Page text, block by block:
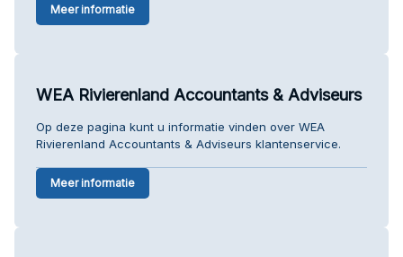
Meer informatie
WEA Rivierenland Accountants & Adviseurs
Op deze pagina kunt u informatie vinden over WEA
Rivierenland Accountants & Adviseurs klantenservice.
Meer informatie